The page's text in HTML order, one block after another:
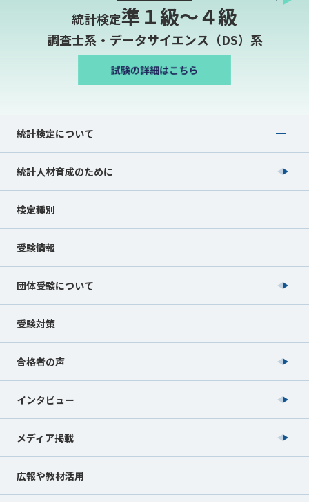
統計検定準１級〜４級
調査士系・データサイエンス（DS）系
統計検定について
Show submenu for 統計検定について
統計人材育成のために
検定種別
Show submenu for 検定種別
受験情報
Show submenu for 受験情報
団体受験について
受験対策
Show submenu for 受験対策
合格者の声
インタビュー
メディア掲載
広報や教材活用
Show submenu for 広報や教材活用